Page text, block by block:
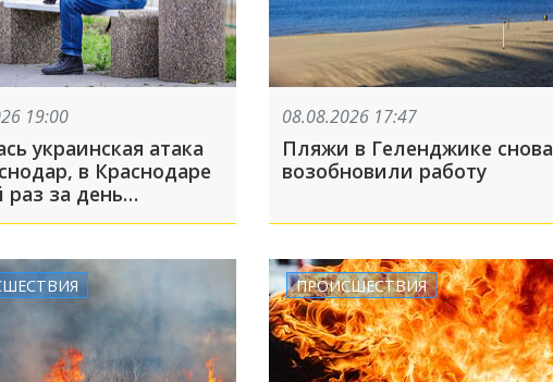
19:00
украинская атака
в Краснодаре
раз за день
сирены из-за
08.08.2026 17:47
Пляжи в Геленджике снова
возобновили работу
ПРОИСШЕСТВИЯ